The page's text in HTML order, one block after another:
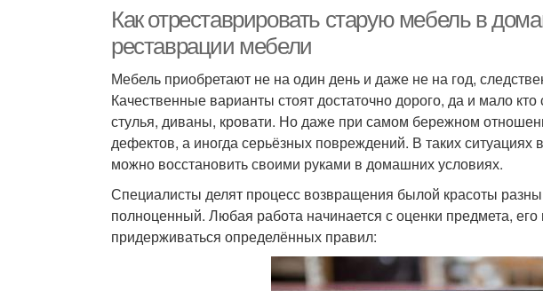
Как отреставрировать старую мебель в
реставрации мебели
Мебель приобретают не на один день и даже не на год,
Качественные варианты стоят достаточно дорого, да и мало
стулья, диваны, кровати. Но даже при самом бережном
дефектов, а иногда серьёзных повреждений. В таких
можно восстановить своими руками в домашних условиях.
Специалисты делят процесс возвращения былой красоты
полноценный. Любая работа начинается с оценки предмета,
придерживаться определённых правил: